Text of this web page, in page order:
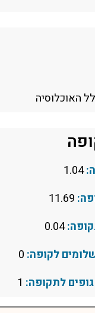
האוכלוסיה
1.04
0.04
לקופה:
לתקופה: